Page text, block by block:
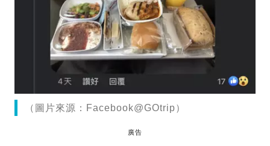
（圖片來源：Facebook@GOtrip）
廣告